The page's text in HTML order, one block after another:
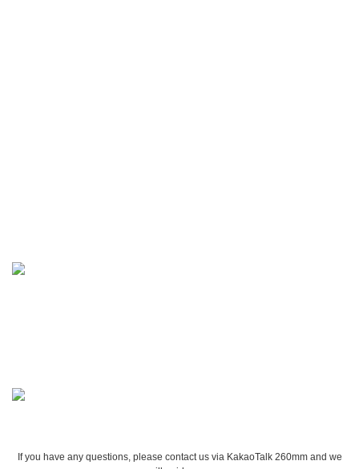
If you have any questions, please contact us via KakaoTalk 260mm and we